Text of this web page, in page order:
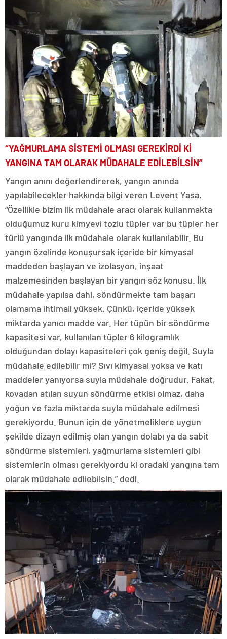
“YAĞMURLAMA SİSTEMİ OLMASI GEREKİRDİ Kİ
YANGINA TAM OLARAK MÜDAHALE EDİLEBİLSİN”
Yangın anını değerlendirerek, yangın anında
yapılabilecekler hakkında bilgi veren Levent Yasa,
“Özellikle bizim ilk müdahale aracı olarak kullanmakta
olduğumuz kuru kimyevi tozlu tüpler var bu tüpler her
türlü yangında ilk müdahale olarak kullanılabilir. Bu
yangın özelinde konuşursak içeride bir kimyasal
maddeden başlayan ve izolasyon, inşaat
malzemesinden başlayan bir yangın söz konusu. İlk
müdahale yapılsa dahi, söndürmekte tam başarı
olamama ihtimali yüksek. Çünkü, içeride yüksek
miktarda yanıcı madde var. Her tüpün bir söndürme
kapasitesi var, kullanılan tüpler 6 kilogramlık
olduğundan dolayı kapasiteleri çok geniş değil. Suyla
müdahale edilebilir mi? Sıvı kimyasal yoksa ve katı
maddeler yanıyorsa suyla müdahale doğrudur. Fakat,
kovadan atılan suyun söndürme etkisi olmaz, daha
yoğun ve fazla miktarda suyla müdahale edilmesi
gerekiyordu. Bunun için de yönetmeliklere uygun
şekilde dizayn edilmiş olan yangın dolabı ya da sabit
söndürme sistemleri, yağmurlama sistemleri gibi
sistemlerin olması gerekiyordu ki oradaki yangına tam
olarak müdahale edilebilsin.” dedi.